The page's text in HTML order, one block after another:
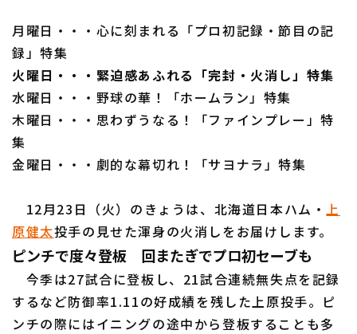
オリックス・バファローズ
福岡ソフトバンクホークス
利用規約 プライバシーポリシー
月曜日・・・心に刻まれる「プロ初記録・節目の記
録」特集
火曜日・・・緊迫感あふれる「完封・火消し」特集
水曜日・・・野球の華！「ホームラン」特集
木曜日・・・思わずうなる！「ファインプレー」特
集
金曜日・・・劇的な幕切れ！「サヨナラ」特集
12月23日（火）のきょうは、北海道日本ハム・上
原健太投手の見せた渾身の火消しをお届けします。
ピンチで度々登板 回またぎでプロ初セーブも
今季は27試合に登板し、21試合連続無失点を記録
するなど防御率1.11の好成績を残した上原投手。ピ
ンチの際にはイニングの途中から登板することも多